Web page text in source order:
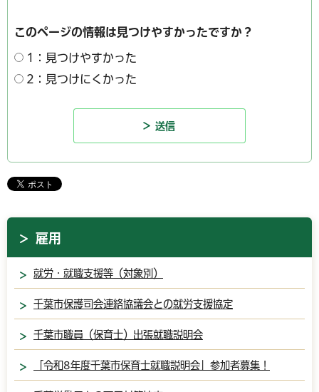
このページの情報は見つけやすかったですか？
1：見つけやすかった
2：見つけにくかった
雇用
就労・就職支援等（対象別）
千葉市保護司会連絡協議会との就労支援協定
千葉市職員（保育士）出張就職説明会
「令和8年度千葉市保育士就職説明会」参加者募集！